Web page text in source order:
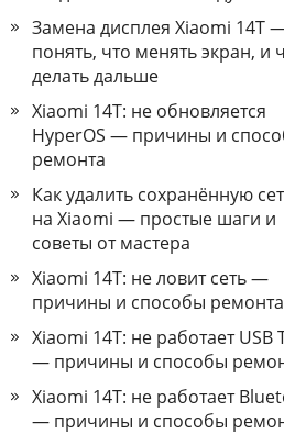
Замена дисплея Xiaomi 14T
понять, что менять экран, и
делать дальше
Xiaomi 14T: не обновляется
HyperOS — причины и
ремонта
Как удалить сохранённую
на Xiaomi — простые шаги и
советы от мастера
Xiaomi 14T: не ловит сеть —
причины и способы ремонта
Xiaomi 14T: не работает USB
— причины и способы
Xiaomi 14T: не работает
— причины и способы